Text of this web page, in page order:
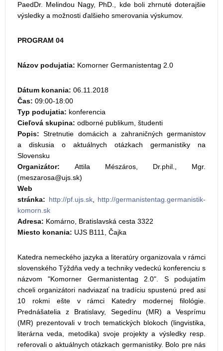
PaedDr. Melindou Nagy, PhD., kde boli zhrnuté doterajšie
výsledky a možnosti ďalšieho smerovania výskumov.
PROGRAM 04
Názov podujatia: Komorner Germanistentag 2.0
Dátum konania: 06.11.2018
Čas: 09:00-18:00
Typ podujatia: konferencia
Cieľová skupina: odborné publikum, študenti
Popis:Stretnutie domácich a zahraničných germanistov
a diskusia o aktuálnych otázkach germanistiky na
Slovensku
Organizátor: Attila Mészáros, Dr.phil., Mgr.
(
)
Web
stránka: http://pf.ujs.sk, http://germanistentag.germanistik-
komorn.sk
Adresa: Komárno, Bratislavská cesta 3322
Miesto konania: UJS B111, Čajka
Katedra nemeckého jazyka a literatúry organizovala v rámci
slovenského Týždňa vedy a techniky vedeckú konferenciu s
názvom "Komorner Germanistentag 2.0". S podujatím
chceli organizátori nadviazať na tradíciu spustenú pred asi
10 rokmi ešte v rámci Katedry modernej filológie.
Prednášatelia z Bratislavy, Segedínu (MR) a Vesprímu
(MR) prezentovali v troch tematických blokoch (lingvistika,
literárna veda, metodika) svoje projekty a výsledky resp.
referovali o aktuálnych otázkach germanistiky. Bolo pre nás